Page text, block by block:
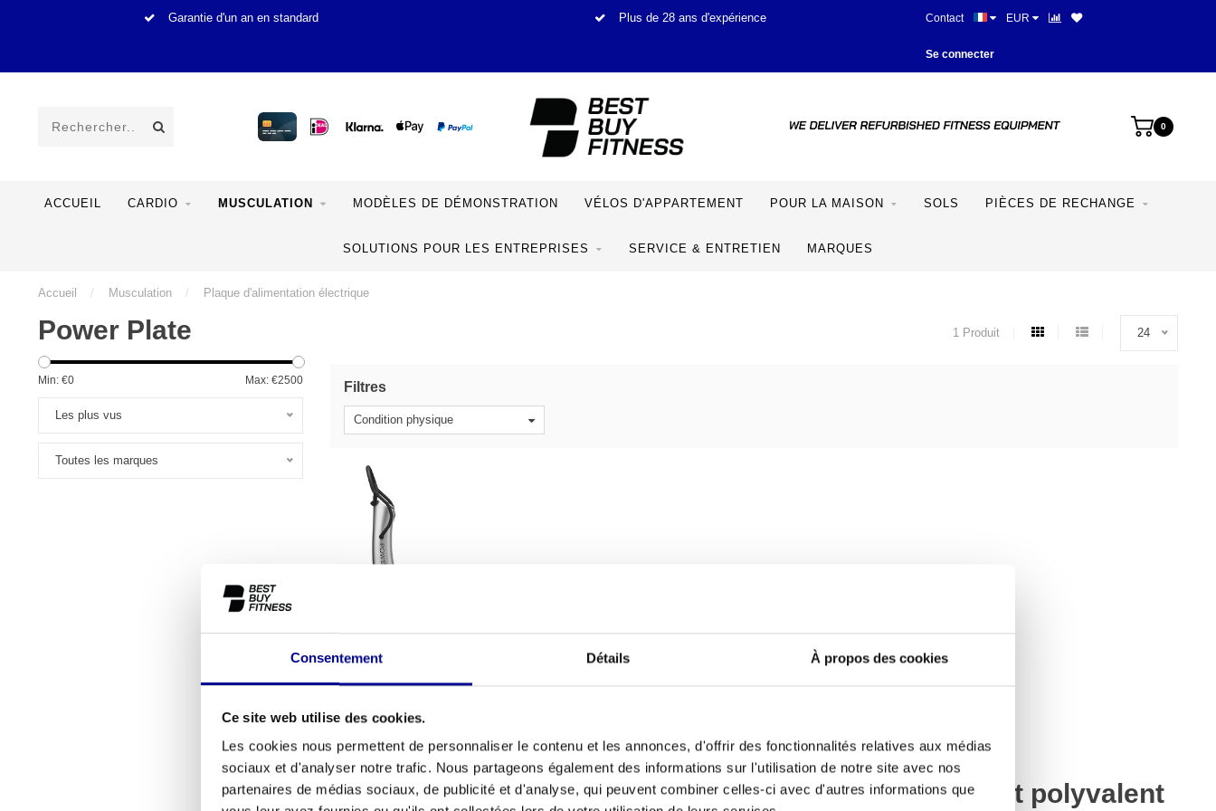
Consentement Détails À propos des cookies
Ce site web utilise des cookies.
Les cookies nous permettent de personnaliser le contenu et les annonces, d'offrir des fonctionnalités relatives aux médias
sociaux et d'analyser notre trafic. Nous partageons également des informations sur l'utilisation de notre site avec nos
partenaires de médias sociaux, de publicité et d'analyse, qui peuvent combiner celles-ci avec d'autres informations que
Garantie d'un an en standard Plus de 28 ans d'expérience Meilleurs prix et meilleur
Contact EUR
Se connecter
0
ACCUEIL CARDIO MUSCULATION MODÈLES DE DÉMONSTRATION VÉLOS D'APPARTEMENT POUR LA MAISON SOLS PIÈCES DE RECHANGE
SOLUTIONS POUR LES ENTREPRISES SERVICE & ENTRETIEN MARQUES
Accueil / Musculation / Plaque d'alimentation électrique
Power Plate 1 Produit 24
Min: €0 Max: €2500
Les plus vus
Toutes les marques
Filtres
Condition physique
Power Plate Pro5
2.499,00Taxes incluses
Power Plate pour un entraînement de force efficace et polyvalent